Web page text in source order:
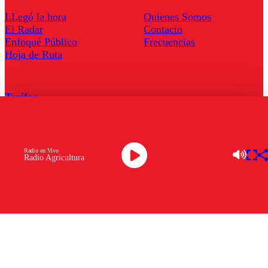
Radio Agricultura
Radio en Vivo
LLegó la hora
El Radar
Enfoqué Público
Hoja de Ruta
Quienes Somos
Contacto
Frecuencias
Tarifas
Descarga la APP